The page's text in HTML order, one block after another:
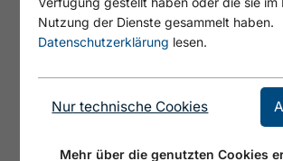
© DAV Sektion Achensee, Silke
Nutzung der Dienste gesammelt haben.
Datenschutzerklärung lesen.
Nur technische Cookies
Mehr über die genutzten Cookies